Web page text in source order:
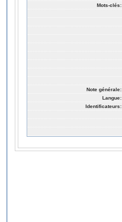
Mots-clés:
Note générale:
Langue:
Identificateurs: